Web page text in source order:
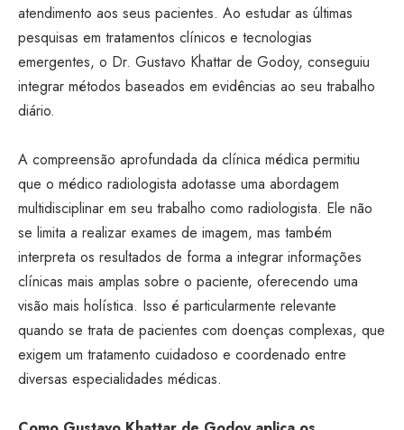
atendimento aos seus pacientes. Ao estudar as últimas
pesquisas em tratamentos clínicos e tecnologias
emergentes, o Dr. Gustavo Khattar de Godoy, conseguiu
integrar métodos baseados em evidências ao seu trabalho
diário.
A compreensão aprofundada da clínica médica permitiu
que o médico radiologista adotasse uma abordagem
multidisciplinar em seu trabalho como radiologista. Ele não
se limita a realizar exames de imagem, mas também
interpreta os resultados de forma a integrar informações
clínicas mais amplas sobre o paciente, oferecendo uma
visão mais holística. Isso é particularmente relevante
quando se trata de pacientes com doenças complexas, que
exigem um tratamento cuidadoso e coordenado entre
diversas especialidades médicas.